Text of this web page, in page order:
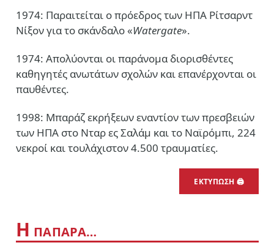
1974: Παραιτείται ο πρόεδρος των ΗΠΑ Ρίτσαρντ
Νίξον για το σκάνδαλο «Watergate».
1974: Απολύονται οι παράνομα διορισθέντες
καθηγητές ανωτάτων σχολών και επανέρχονται οι
παυθέντες.
1998: Μπαράζ εκρήξεων εναντίον των πρεσβειών
των ΗΠΑ στο Νταρ ες Σαλάμ και το Ναϊρόμπι, 224
νεκροί και τουλάχιστον 4.500 τραυματίες.
ΕΚΤΥΠΩΣΗ 🖨
Η ΠΑΠΑΡΑ…